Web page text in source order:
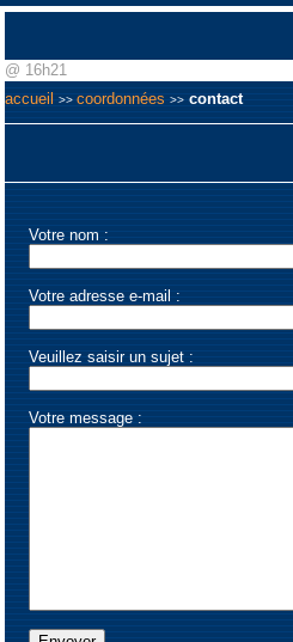
@ 16h21
accueil >> coordonnées >> contact
Votre nom :
Votre adresse e-mail :
Veuillez saisir un sujet :
Votre message :